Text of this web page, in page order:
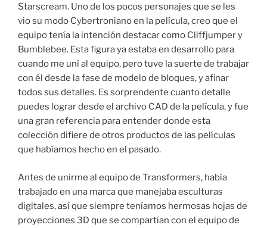
Starscream. Uno de los pocos personajes que se les
vio su modo Cybertroniano en la película, creo que el
equipo tenía la intención destacar como Cliffjumper y
Bumblebee. Esta figura ya estaba en desarrollo para
cuando me uní al equipo, pero tuve la suerte de trabajar
con él desde la fase de modelo de bloques, y afinar
todos sus detalles. Es sorprendente cuanto detalle
puedes lograr desde el archivo CAD de la película, y fue
una gran referencia para entender donde esta
colección difiere de otros productos de las películas
que habíamos hecho en el pasado.
Antes de unirme al equipo de Transformers, había
trabajado en una marca que manejaba esculturas
digitales, así que siempre teníamos hermosas hojas de
proyecciones 3D que se compartían con el equipo de